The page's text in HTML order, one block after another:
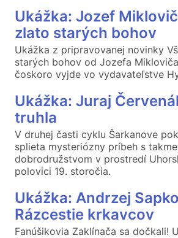
Ukážka: Jozef
zlato starých bohov
Ukážka z pripravovanej novinky
starých bohov od Jozefa
čoskoro vyjde vo vydavateľstve
Ukážka: Juraj
truhla
V druhej časti cyklu Šarkanove
splieta mysteriózny príbeh s
dobrodružstvom v prostredí
polovici 19. storočia.
Ukážka: Andrzej
Rázcestie krkavcov
Fanúšikovia Zaklínača sa dočkali!